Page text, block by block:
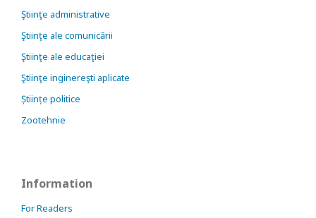
Ştiinţe administrative
Ştiinţe ale comunicării
Ştiinţe ale educaţiei
Ştiinţe inginereşti aplicate
Științe politice
Zootehnie
Information
For Readers